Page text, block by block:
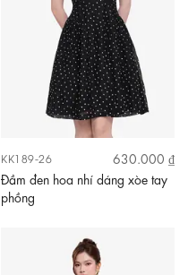
KK189-26
630.000 ₫
Đầm đen hoa nhí dáng xòe tay
phồng